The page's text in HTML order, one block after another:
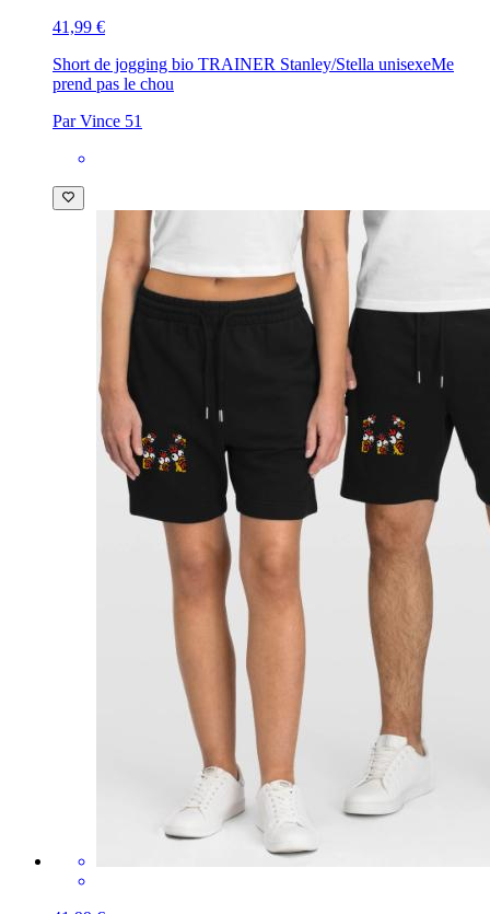
41,99 €
Short de jogging bio TRAINER Stanley/Stella unisexeMe
prend pas le chou
Par Vince 51